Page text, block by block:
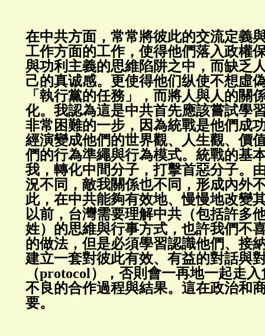
在中共方面，常常將彼此的交流定義
工作方面的工作，使得他們落入政權
與功利主義的思維陷阱之中，而缺乏
己的真诚感。更使得他们纵使不想虛
「執行黨的任務」，而將人與人的關
化。我認為這是中共首先應該嘗試學
非常困難的一步，因為統戰是他們成
經演變成他們的世界觀、人生觀、價
們的行為準繩與行為模式。統戰的基
我，轉化中間分子，打擊首惡分子。
況不同，敵我關係也不同，形成內外
此，在中共能夠有效地、慢慢地改變
以前，台灣需要理解中共（包括許多
姓）的思維與行事方式，也許我們不
的做法，但是必須學習認識他們、接
建立一套對彼此有效、有益的對話與
（protocol），否則會一再地一起走
不良的合作過程與結果。這在政治和
要。